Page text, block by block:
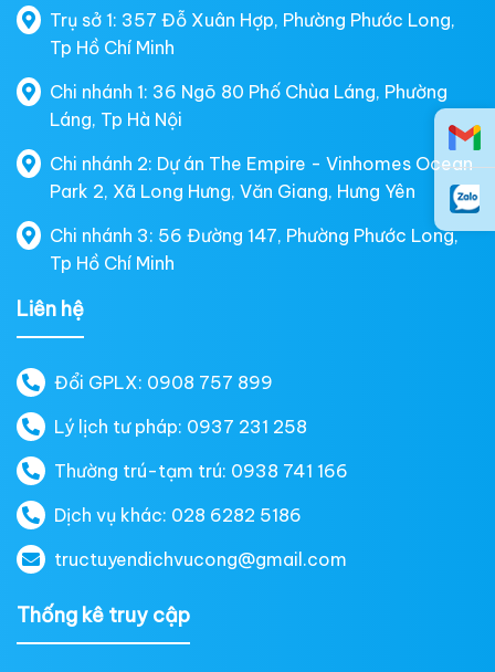
Trụ sở 1: 357 Đỗ Xuân Hợp, Phường Phước Long,
Tp Hồ Chí Minh
Chi nhánh 1: 36 Ngõ 80 Phố Chùa Láng, Phường
Láng, Tp Hà Nội
Chi nhánh 2: Dự án The Empire - Vinhomes Ocean
Park 2, Xã Long Hưng, Văn Giang, Hưng Yên
Chi nhánh 3: 56 Đường 147, Phường Phước Long,
Tp Hồ Chí Minh
Liên hệ
Đổi GPLX: 0908 757 899
Lý lịch tư pháp: 0937 231 258
Thường trú-tạm trú: 0938 741 166
Dịch vụ khác: 028 6282 5186
tructuyendichvucong@gmail.com
Thống kê truy cập